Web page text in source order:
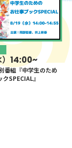
14:00~
番組『中学生のため
SPECIAL』